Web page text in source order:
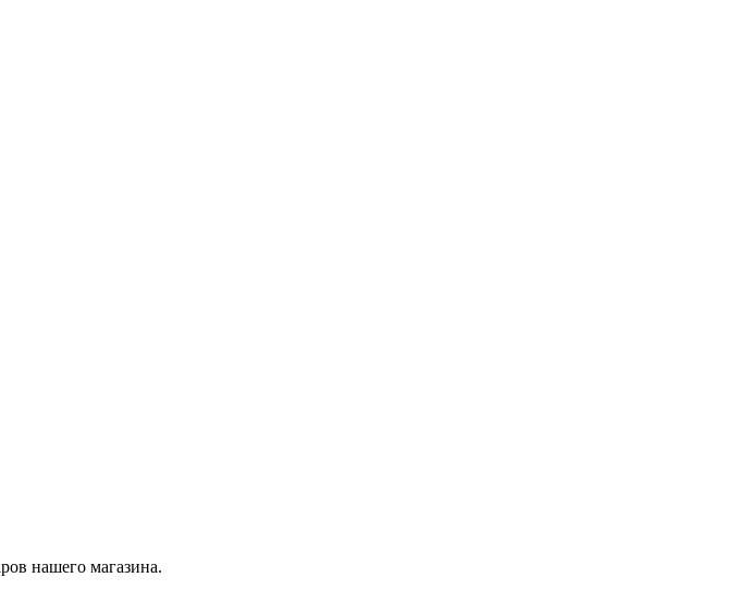
нашего магазина.